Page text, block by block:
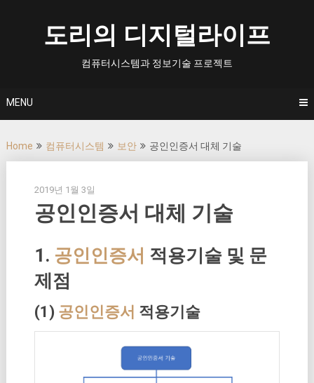
도리의 디지털라이프
컴퓨터시스템과 정보기술 프로젝트
MENU
Home 컴퓨터시스템 보안 공인인증서 대체 기술
2019년 1월 3일
공인인증서 대체 기술
1. 공인인증서 적용기술 및 문
제점
(1) 공인인증서 적용기술